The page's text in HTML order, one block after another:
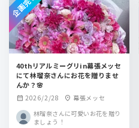
40thリアルミーグリin幕張メッセ
にて林瑠奈さんにお花を贈りませ
んか？🌸
calendar_month 2026/2/28 location_on 幕張メッセ
林瑠奈さんに可愛いお花を贈り
ましょう！